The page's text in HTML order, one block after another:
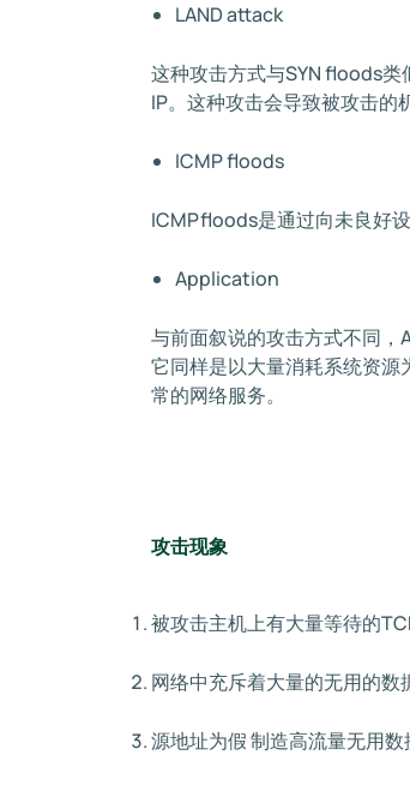
LAND attack
这种攻击方式与SYN floods
IP。这种攻击会导致被攻击的
ICMP floods
ICMPfloods是通过向未良好
Application
与前面叙说的攻击方式不同
它同样是以大量消耗系统资源
常的网络服务。
攻击现象
被攻击主机上有大量等待的
网络中充斥着大量的无用的数
源地址为假 制造高流量无用